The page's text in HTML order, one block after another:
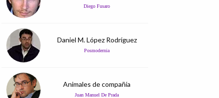
Diego Fusaro
Daniel M. López Rodríguez
Posmodernia
Animales de compañía
Juan Manuel De Prada